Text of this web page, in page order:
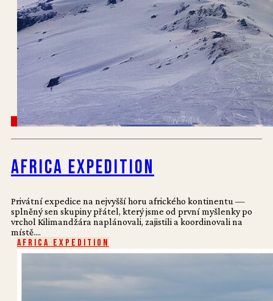
Africa Expedition
Privátní expedice na nejvyšší horu afrického kontinentu —
splněný sen skupiny přátel, který jsme od první myšlenky po
vrchol Kilimandžára naplánovali, zajistili a koordinovali na
místě....
Africa Expedition